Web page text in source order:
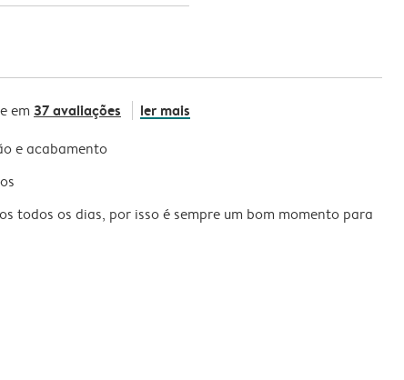
em 37 avaliações ler mais
e acabamento
todos os dias, por isso é sempre um bom momento para